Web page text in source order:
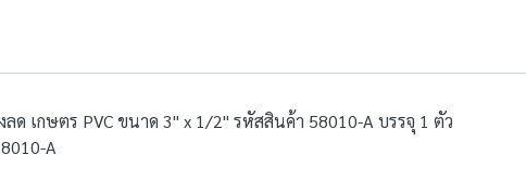
ด เกษตร PVC ขนาด 3" x 1/2" รหัสสินค้า 58010-A บรรจุ 1 ตัว
A